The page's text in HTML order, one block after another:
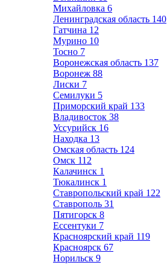
Михайловка 6
Ленинградская область 140
Гатчина 12
Мурино 10
Тосно 7
Воронежская область 137
Воронеж 88
Лиски 7
Семилуки 5
Приморский край 133
Владивосток 38
Уссурийск 16
Находка 13
Омская область 124
Омск 112
Калачинск 1
Тюкалинск 1
Ставропольский край 122
Ставрополь 31
Пятигорск 8
Ессентуки 7
Красноярский край 119
Красноярск 67
Норильск 9